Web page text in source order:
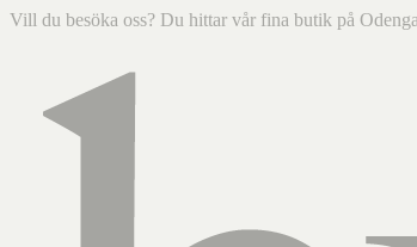
Vill du besöka oss? Du hittar vår fina butik på